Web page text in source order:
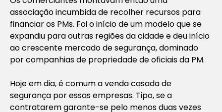
associação incumbida de recolher recursos para
financiar os PMs. Foi o início de um modelo que se
expandiu para outras regiões da cidade e deu início
ao crescente mercado de segurança, dominado
por companhias de propriedade de oficiais da PM.
Hoje em dia, é comum a venda casada de
segurança por essas empresas. Tipo, se a
contratarem garante-se pelo menos duas vezes